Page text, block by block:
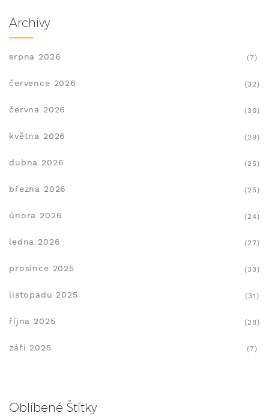
Archivy
srpna 2026 (7)
července 2026 (32)
června 2026 (30)
května 2026 (29)
dubna 2026 (25)
března 2026 (25)
února 2026 (24)
ledna 2026 (27)
prosince 2025 (33)
listopadu 2025 (31)
října 2025 (28)
září 2025 (7)
Oblíbené Štítky